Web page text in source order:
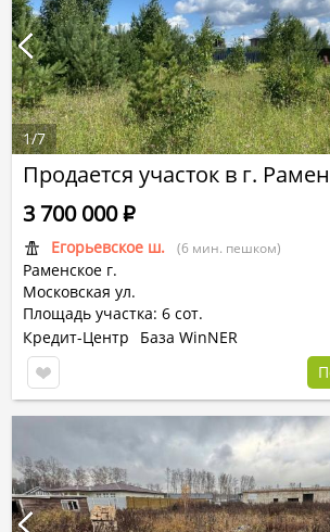
Продается участок в г.
Егорьевское ш. (6 мин. пешком)
Раменское г.
Московская ул.
Площадь участка: 6 сот.
3 700 000Р
Кредит-Центр
База WinNER
1/7